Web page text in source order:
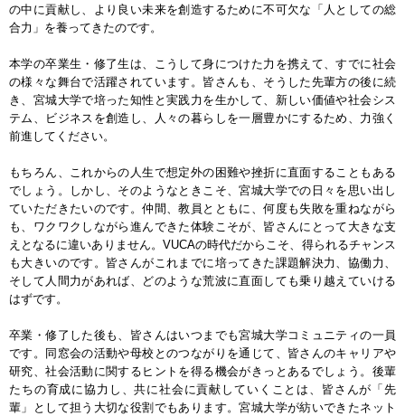
の中に貢献し、より良い未来を創造するために不可欠な「人としての総
合力」を養ってきたのです。
本学の卒業生・修了生は、こうして身につけた力を携えて、すでに社会
の様々な舞台で活躍されています。皆さんも、そうした先輩方の後に続
き、宮城大学で培った知性と実践力を生かして、新しい価値や社会シス
テム、ビジネスを創造し、人々の暮らしを一層豊かにするため、力強く
前進してください。
もちろん、これからの人生で想定外の困難や挫折に直面することもある
でしょう。しかし、そのようなときこそ、宮城大学での日々を思い出し
ていただきたいのです。仲間、教員とともに、何度も失敗を重ねながら
も、ワクワクしながら進んできた体験こそが、皆さんにとって大きな支
えとなるに違いありません。VUCAの時代だからこそ、得られるチャンス
も大きいのです。皆さんがこれまでに培ってきた課題解決力、協働力、
そして人間力があれば、どのような荒波に直面しても乗り越えていける
はずです。
卒業・修了した後も、皆さんはいつまでも宮城大学コミュニティの一員
です。同窓会の活動や母校とのつながりを通じて、皆さんのキャリアや
研究、社会活動に関するヒントを得る機会がきっとあるでしょう。後輩
たちの育成に協力し、共に社会に貢献していくことは、皆さんが「先
輩」として担う大切な役割でもあります。宮城大学が紡いできたネット